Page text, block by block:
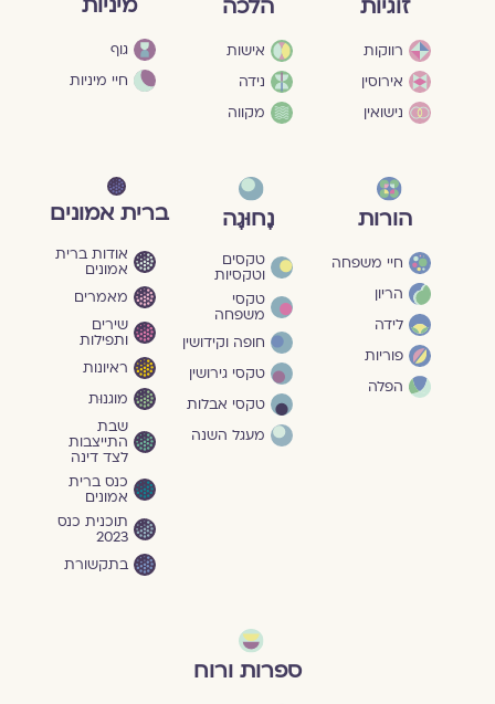
זוגיות
רווקות
אירוסין
נישואין
הלכה
אישות
נידה
מקווה
מיניות
גוף
חיי מיניות
הורות
חיי משפחה
הריון
לידה
פוריות
הפלה
נָחוּגָה
טקסים
וטקסיות
טקסי
משפחה
חופה וקידושין
טקסי גירושין
טקסי אבלות
מעגל השנה
ברית אמונים
אודות ברית
אמונים
מאמרים
שירים
ותפילות
ראיונות
מוגנוּת
שבת
התייצבות
לצד דינה
כנס ברית
אמונים
תוכנית כנס
2023
בתקשורת
ספרות ורוח